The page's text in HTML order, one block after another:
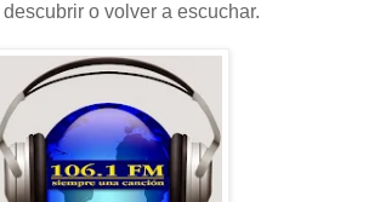
descubrir o volver a escuchar.